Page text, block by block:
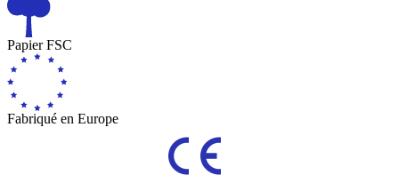
Papier FSC
Fabriqué en Europe